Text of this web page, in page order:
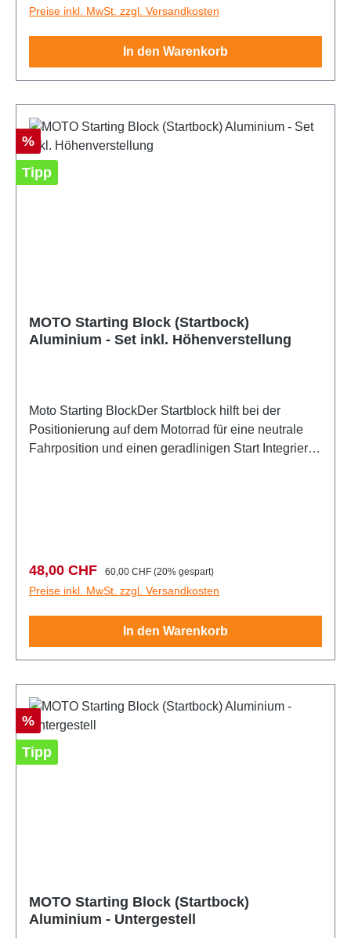
Preise inkl. MwSt. zzgl. Versandkosten
In den Warenkorb
Rabatt
%
Tipp
MOTO Starting Block (Startbock)
Aluminium - Set inkl. Höhenverstellung
Moto Starting BlockDer Startblock hilft bei der
Positionierung auf dem Motorrad für eine neutrale
Fahrposition und einen geradlinigen Start Integrierte
Verkaufspreis:
48,00 CHF Regulärer Preis:
60,00 CHF (20% gespart)
Preise inkl. MwSt. zzgl. Versandkosten
In den Warenkorb
Rabatt
%
Tipp
MOTO Starting Block (Startbock)
Aluminium - Untergestell